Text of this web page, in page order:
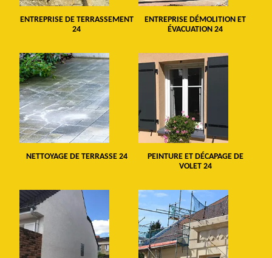
ENTREPRISE DE TERRASSEMENT
24
ENTREPRISE DÉMOLITION ET
ÉVACUATION 24
NETTOYAGE DE TERRASSE 24
PEINTURE ET DÉCAPAGE DE
VOLET 24